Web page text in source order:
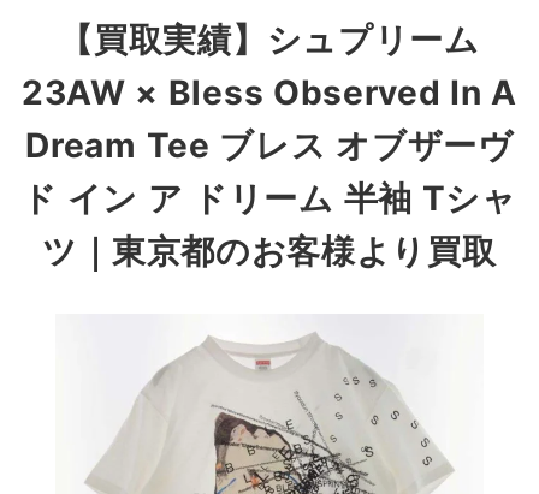
【買取実績】 シュプリーム
23AW × Bless Observed In A
Dream Tee ブレス オブザーヴ
ド イン ア ドリーム 半袖 Tシャ
ツ ｜東京都のお客様より買取